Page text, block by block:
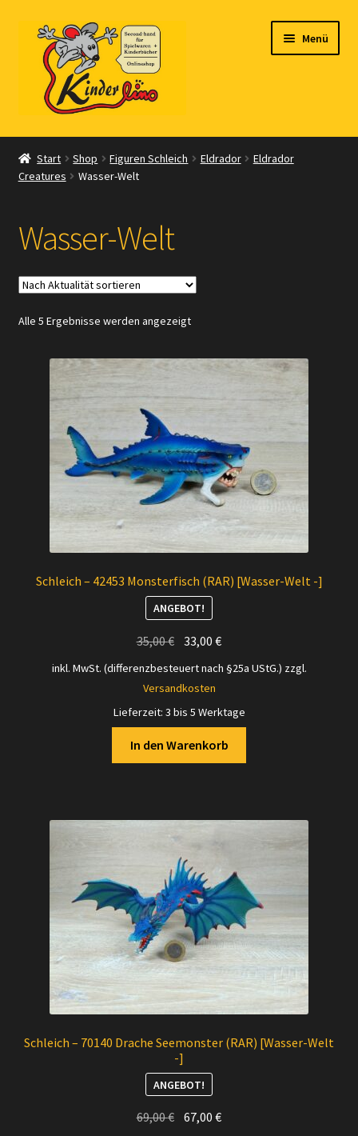
Navigation
springen
Zum
Inhalt
springen
Menü
Start
Vertrag widerrufen
Versandarten
Widerrufsbelehrung
Versand + Wichtige Infos
Start Shop Figuren Schleich Eldrador
Eldrador
Creatures
Wasser-Welt
Wasser-Welt
Alle 5 Ergebnisse werden angezeigtNach
sortiert
Schleich – 42453 Monsterfisch (RAR) [Wasser-Welt -]
ANGEBOT!
35,00€ Ursprünglicher
33,00€Aktueller
inkl. MwSt. (differenzbesteuert nach §25a UStG.) zzgl.
Versandkosten
Lieferzeit: 3 bis 5 Werktage
In den Warenkorb
Schleich – 70140 Drache Seemonster (RAR) [Wasser-Welt
-]
ANGEBOT!
69,00€ Ursprünglicher
67,00€Aktueller